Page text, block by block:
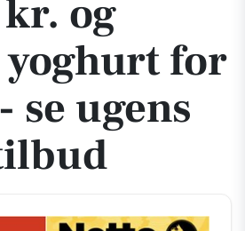
og
yoghurt for
se ugens